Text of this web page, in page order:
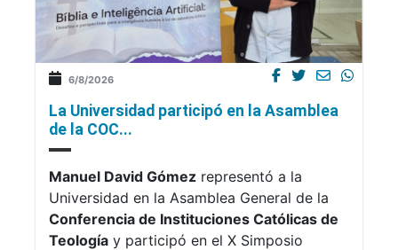
6/8/2026
La Universidad participó en la Asamblea
de la COC...
Manuel David Gómez representó a la
Universidad en la Asamblea General de la
Conferencia de Instituciones Católicas de
Teología y participó en el X Simposio